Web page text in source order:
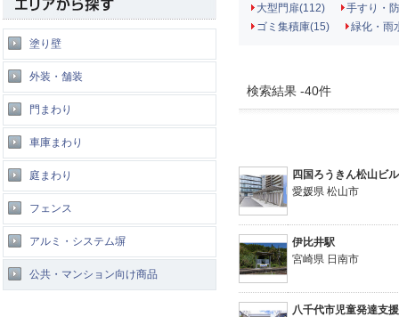
塗り壁
外装・舗装
門まわり
車庫まわり
庭まわり
フェンス
アルミ・システム塀
公共・マンション向け商品
大型門扉(112)
手すり・
ゴミ集積庫(15)
緑化・雨
検索結果 -40件
四国ろうきん松山ビル
愛媛県 松山市
伊比井駅
宮崎県 日南市
八千代市児童発達支